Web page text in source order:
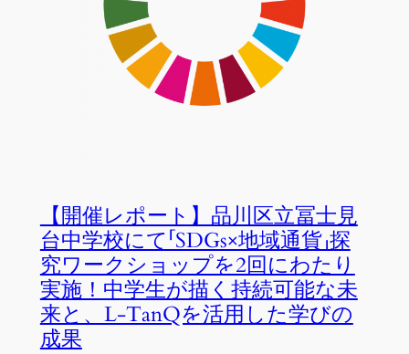
【開催レポート】品川区立冨士見
台中学校にて「SDGs×地域通貨」探
究ワークショップを2回にわたり
実施！中学生が描く持続可能な未
来と、L-TanQを活用した学びの
成果